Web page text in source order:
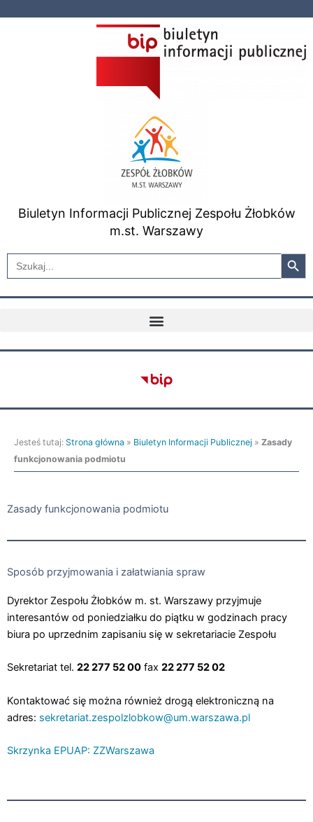
Biuletyn Informacji Publicznej Zespołu Żłobków
m.st. Warszawy
Search
for:
Search Button
Jesteś tutaj: Strona główna » Biuletyn Informacji Publicznej » Zasady
funkcjonowania podmiotu
Zasady funkcjonowania podmiotu
Sposób przyjmowania i załatwiania spraw
Dyrektor Zespołu Żłobków m. st. Warszawy przyjmuje
interesantów od poniedziałku do piątku w godzinach pracy
biura po uprzednim zapisaniu się w sekretariacie Zespołu
Sekretariat tel. 22 277 52 00 fax 22 277 52 02
Kontaktować się można również drogą elektroniczną na
adres: sekretariat.zespolzlobkow@um.warszawa.pl
Skrzynka EPUAP: ZZWarszawa